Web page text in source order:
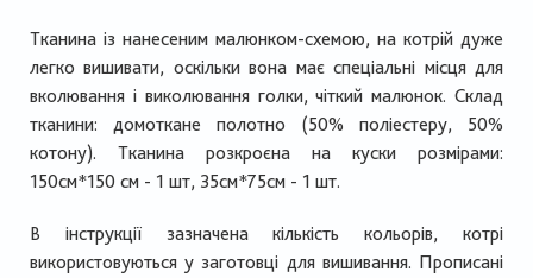
Тканина із нанесеним малюнком-схемою, на котрій дуже
легко вишивати, оскільки вона має спеціальні місця для
вколювання і виколювання голки, чіткий малюнок. Склад
тканини: домоткане полотно (50% поліестеру, 50%
котону). Тканина розкроєна на куски розмірами:
150см*150 см - 1 шт, 35см*75см - 1 шт.
В інструкції зазначена кількість кольорів, котрі
використовуються у заготовці для вишивання. Прописані